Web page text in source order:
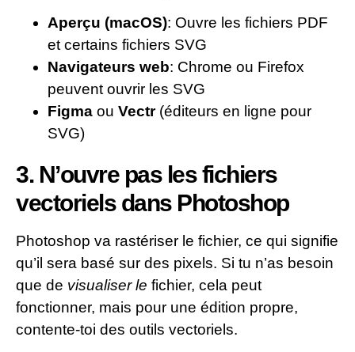
Aperçu (macOS): Ouvre les fichiers PDF
et certains fichiers SVG
Navigateurs web: Chrome ou Firefox
peuvent ouvrir les SVG
Figma ou Vectr(éditeurs en ligne pour
SVG)
3. N’ouvre pas les fichiers
vectoriels dans Photoshop
Photoshop va rastériser le fichier, ce qui signifie
qu’il sera basé sur des pixels. Si tu n’as besoin
que de visualiser le fichier, cela peut
fonctionner, mais pour une édition propre,
contente-toi des outils vectoriels.